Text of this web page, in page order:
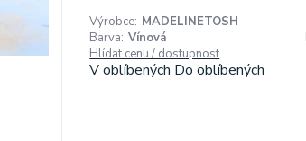
Výrobce: MADELINETOSH
Barva: Vínová
Hlídat cenu / dostupnost
V oblíbených Do oblíbených